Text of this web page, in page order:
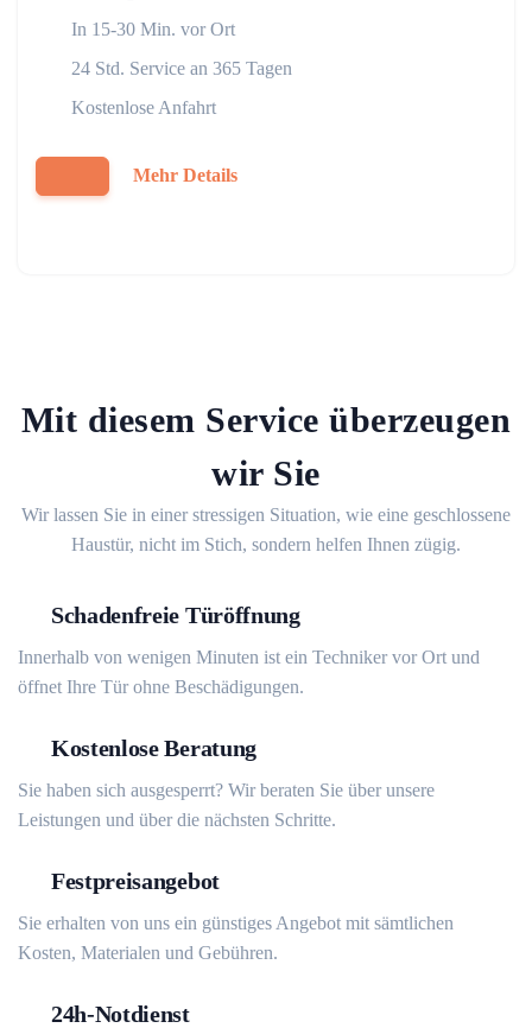
In 15-30 Min. vor Ort
24 Std. Service an 365 Tagen
Kostenlose Anfahrt
Mehr Details
Mit diesem Service überzeugen
wir Sie
Wir lassen Sie in einer stressigen Situation, wie eine geschlossene
Haustür, nicht im Stich, sondern helfen Ihnen zügig.
Schadenfreie Türöffnung
Innerhalb von wenigen Minuten ist ein Techniker vor Ort und
öffnet Ihre Tür ohne Beschädigungen.
Kostenlose Beratung
Sie haben sich ausgesperrt? Wir beraten Sie über unsere
Leistungen und über die nächsten Schritte.
Festpreisangebot
Sie erhalten von uns ein günstiges Angebot mit sämtlichen
Kosten, Materialen und Gebühren.
24h-Notdienst